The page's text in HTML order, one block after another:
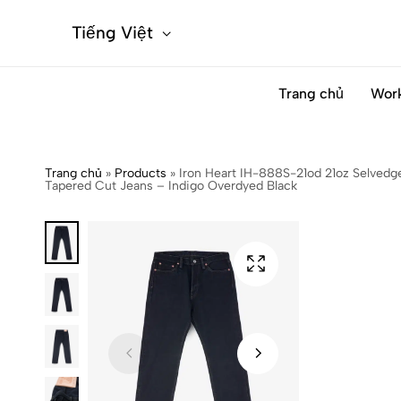
Tiếng Việt
Trang chủ
Trang chủ » Products » Iron Heart IH-888S-21od 21oz
Tapered Cut Jeans – Indigo Overdyed Black